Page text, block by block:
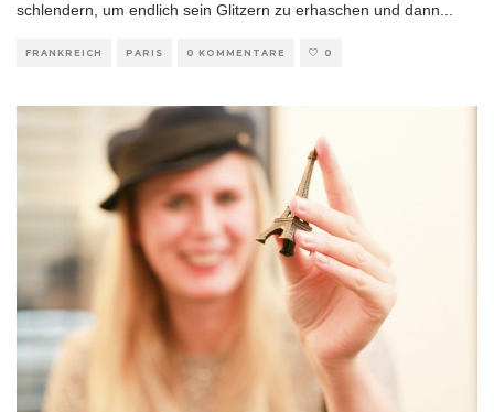
schlendern, um endlich sein Glitzern zu erhaschen und dann...
FRANKREICH PARIS 0 KOMMENTARE 0